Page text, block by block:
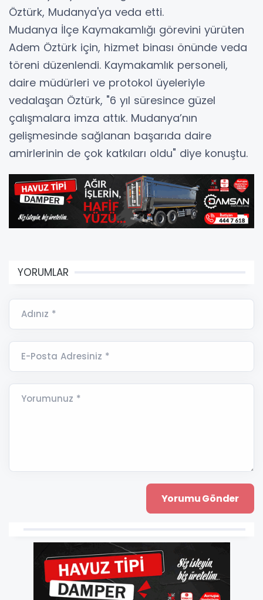
Öztürk, Mudanya'ya veda etti.
Mudanya İlçe Kaymakamlığı görevini yürüten
Adem Öztürk için, hizmet binası önünde veda
töreni düzenlendi. Kaymakamlık personeli,
daire müdürleri ve protokol üyeleriyle
vedalaşan Öztürk, "6 yıl süresince güzel
çalışmalara imza attık. Mudanya’nın
gelişmesinde sağlanan başarıda daire
amirlerinin de çok katkıları oldu" diye konuştu.
YORUMLAR
Adınız *
E-Posta Adresiniz *
Yorumunuz *